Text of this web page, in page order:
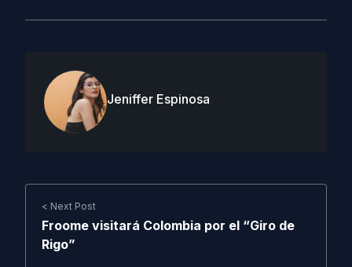
Jeniffer Espinosa
< Next Post
Froome visitará Colombia por el “Giro de
Rigo”